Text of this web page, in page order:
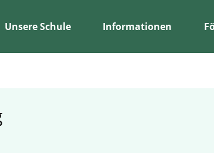
Unsere Schule Informationen